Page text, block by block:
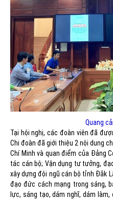
Quang
Tại hội nghị, các đoàn viên đã
Chi đoàn đã giới thiệu 2 nội dung
Chí Minh và quan điểm của Đảng
tác cán bộ; Vận dụng tư tưởng,
xây dựng đội ngũ cán bộ tỉnh Đắk
đạo đức cách mạng trong sáng,
lực, sáng tạo, dám nghĩ, dám